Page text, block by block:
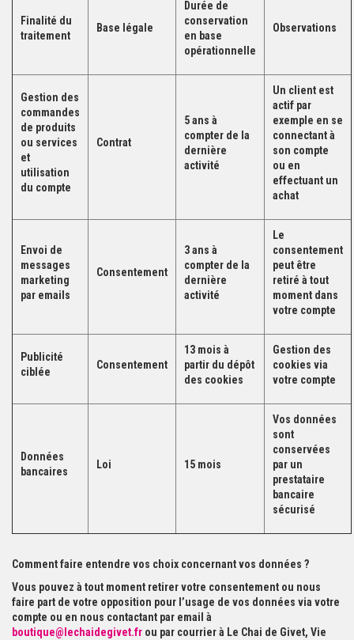
Finalité du
traitement
Base légale
Durée de
conservation
en base
opérationnelle
Observations
Gestion des
commandes
de produits
ou services
et
utilisation
du compte
Contrat
5 ans à
compter de la
dernière
activité
Un client est
actif par
exemple en se
connectant à
son compte
ou en
effectuant un
achat
Envoi de
messages
marketing
par emails
Consentement
3 ans à
compter de la
dernière
activité
Le
consentement
peut être
retiré à tout
moment dans
votre compte
Publicité
ciblée
Consentement
13 mois à
partir du dépôt
des cookies
Gestion des
cookies via
votre compte
Données
bancaires
Loi 15 mois
Vos données
sont
conservées
par un
prestataire
bancaire
sécurisé
Comment faire entendre vos choix concernant vos données ?
Vous pouvez à tout moment retirer votre consentement ou nous
faire part de votre opposition pour l’usage de vos données via votre
compte ou en nous contactant par email à
boutique@lechaidegivet.fr ou par courrier à Le Chai de Givet, Vie